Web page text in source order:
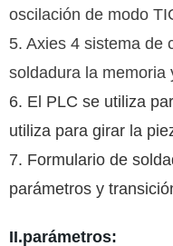
oscilación de modo
5. Axies 4 sistema de
soldadura la
6. El PLC se utiliza
utiliza para girar la
7. Formulario de
parámetros y
II.parámetros: